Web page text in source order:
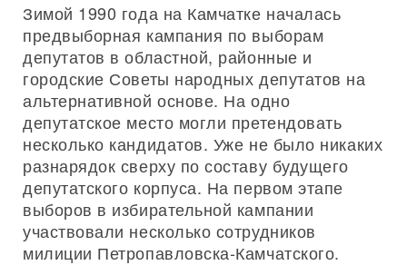
Зимой 1990 года на Камчатке началась
предвыборная кампания по выборам
депутатов в областной, районные и
городские Советы народных депутатов на
альтернативной основе. На одно
депутатское место могли претендовать
несколько кандидатов. Уже не было никаких
разнарядок сверху по составу будущего
депутатского корпуса. На первом этапе
выборов в избирательной кампании
участвовали несколько сотрудников
милиции Петропавловска-Камчатского.